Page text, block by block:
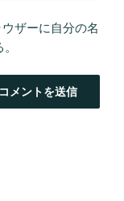
ザーに自分の名